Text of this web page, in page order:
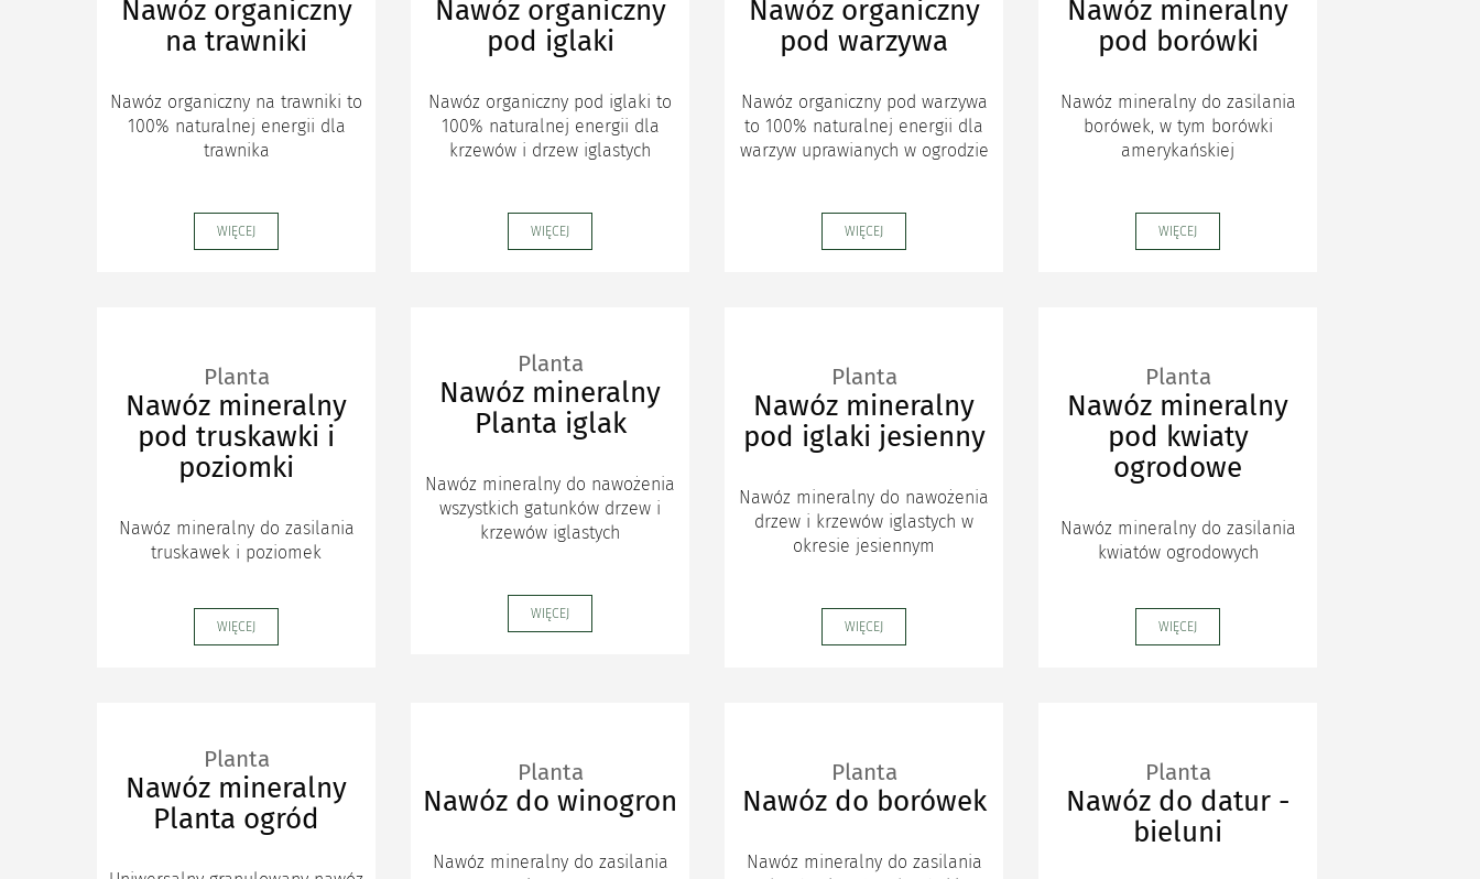
Nawóz organiczny
na trawniki
Nawóz organiczny na trawniki to
100% naturalnej energii dla
trawnika
WIĘCEJ
Nawóz organiczny
pod iglaki
Nawóz organiczny pod iglaki to
100% naturalnej energii dla
krzewów i drzew iglastych
WIĘCEJ
Nawóz organiczny
pod warzywa
Nawóz organiczny pod warzywa
to 100% naturalnej energii dla
warzyw uprawianych w ogrodzie
WIĘCEJ
Nawóz mineralny
pod borówki
Nawóz mineralny do zasilania
borówek, w tym borówki
amerykańskiej
WIĘCEJ
Planta
Nawóz mineralny
pod truskawki i
poziomki
Nawóz mineralny do zasilania
truskawek i poziomek
WIĘCEJ
Planta
Nawóz mineralny
Planta iglak
Nawóz mineralny do nawożenia
wszystkich gatunków drzew i
krzewów iglastych
WIĘCEJ
Planta
Nawóz mineralny
pod iglaki jesienny
Nawóz mineralny do nawożenia
drzew i krzewów iglastych w
okresie jesiennym
WIĘCEJ
Planta
Nawóz mineralny
pod kwiaty
ogrodowe
Nawóz mineralny do zasilania
kwiatów ogrodowych
WIĘCEJ
Planta
Nawóz mineralny
Planta ogród
Planta
Nawóz do winogron
Nawóz mineralny do zasilania
Planta
Nawóz do borówek
Nawóz mineralny do zasilania
Planta
Nawóz do datur -
bieluni